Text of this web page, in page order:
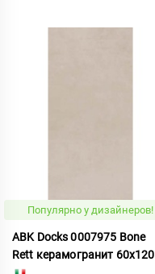
Популярно у дизайнеров!
ABK Docks 0007975 Bone
Rett керамогранит 60x120